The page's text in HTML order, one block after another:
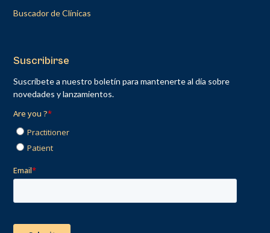
Buscador de Clínicas
Suscribirse
Suscríbete a nuestro boletín para mantenerte al día sobre
novedades y lanzamientos.